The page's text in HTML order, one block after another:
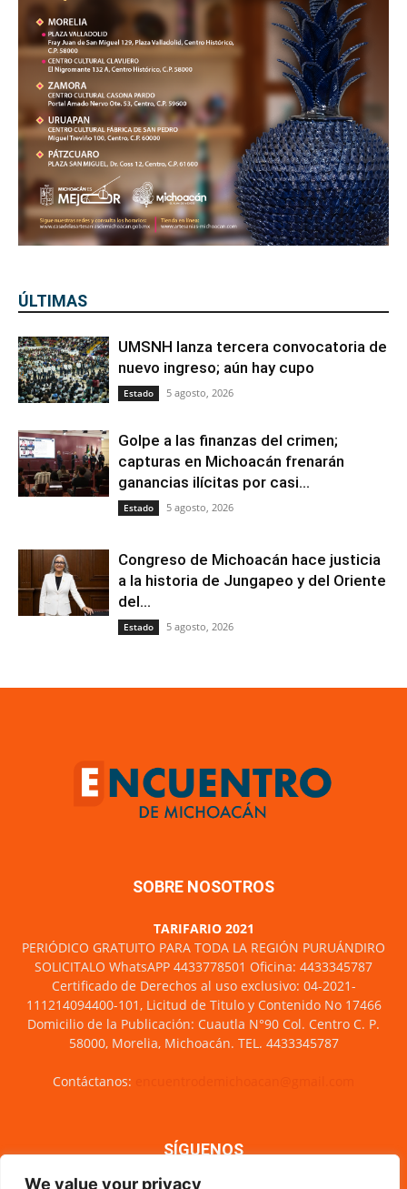
We value your privacy
ÚLTIMAS
UMSNH lanza tercera convocatoria de
nuevo ingreso; aún hay cupo
Estado 5 agosto, 2026
Golpe a las finanzas del crimen;
capturas en Michoacán frenarán
ganancias ilícitas por casi...
Estado 5 agosto, 2026
Congreso de Michoacán hace justicia
a la historia de Jungapeo y del Oriente
del...
Estado 5 agosto, 2026
SOBRE NOSOTROS
TARIFARIO 2021
PERIÓDICO GRATUITO PARA TODA LA REGIÓN PURUÁNDIRO
SOLICITALO WhatsAPP 4433778501 Oficina: 4433345787
Certificado de Derechos al uso exclusivo: 04-2021-
111214094400-101, Licitud de Titulo y Contenido No 17466
Domicilio de la Publicación: Cuautla N°90 Col. Centro C. P.
58000, Morelia, Michoacán. TEL. 4433345787
Contáctanos:
SÍGUENOS